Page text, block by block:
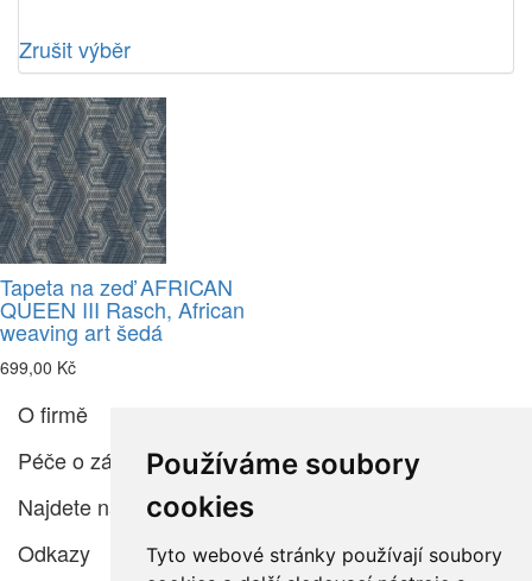
Používáme soubory
cookies
Tyto webové stránky používají soubory
Zrušit výběr
Tapeta na zeď AFRICAN
QUEEN III Rasch, African
weaving art šedá
699,00 Kč
O firmě
Péče o zákazníka
Najdete nás
Odkazy